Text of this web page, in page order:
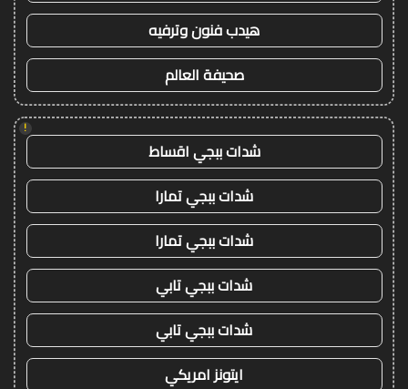
هيدب فنون وترفيه
صحيفة العالم
!
شدات ببجي اقساط
شدات ببجي تمارا
شدات ببجي تمارا
شدات ببجي تابي
شدات ببجي تابي
ايتونز امريكي